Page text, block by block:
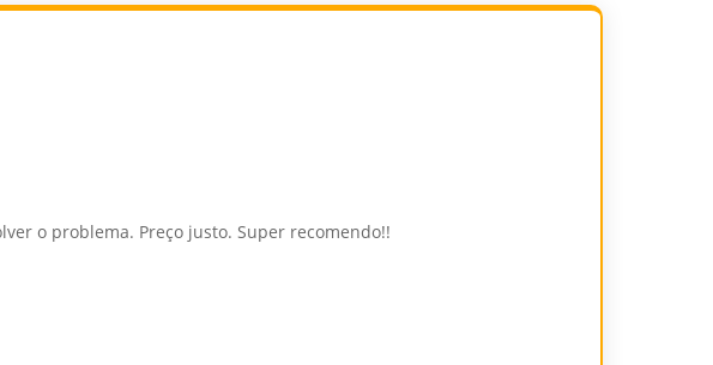
o problema. Preço justo. Super recomendo!!